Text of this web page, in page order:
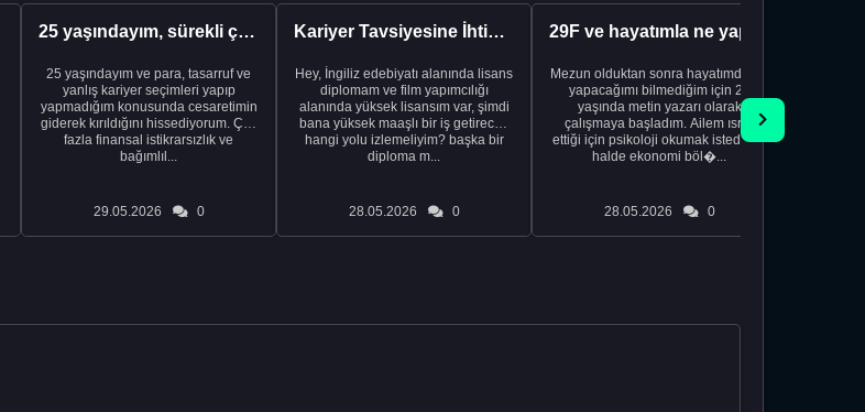
25 yaşındayım, sürekli çalışıyorum ve hâlâ maddi a...
25 yaşındayım ve para, tasarruf ve
yanlış kariyer seçimleri yapıp
yapmadığım konusunda cesaretimin
giderek kırıldığını hissediyorum. Çok
fazla finansal istikrarsızlık ve
bağımlıl...
29.05.2026 0
Kariyer Tavsiyesine İhtiyacınız Var
Hey, İngiliz edebiyatı alanında lisans
diplomam ve film yapımcılığı
alanında yüksek lisansım var, şimdi
bana yüksek maaşlı bir iş getirecek
hangi yolu izlemeliyim? başka bir
diploma m...
28.05.2026 0
Mezun olduktan sonra hayatımda ne
yapacağımı bilmediğim için 20
yaşında metin yazarı olarak
çalışmaya başladım. Ailem ısrar
ettiği için psikoloji okumak istediğim
halde ekonomi böl�...
28.05.2026 0